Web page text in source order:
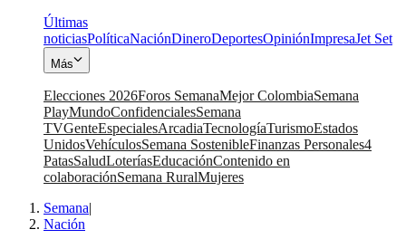
Últimas
noticiasPolíticaNaciónDineroDeportesOpiniónImpresaJet Set
Más
Elecciones 2026Foros SemanaMejor ColombiaSemana
PlayMundoConfidencialesSemana
TVGenteEspecialesArcadiaTecnologíaTurismoEstados
UnidosVehículosSemana SostenibleFinanzas Personales4
PatasSaludLoteríasEducaciónContenido en
colaboraciónSemana RuralMujeres
Semana|
Nación